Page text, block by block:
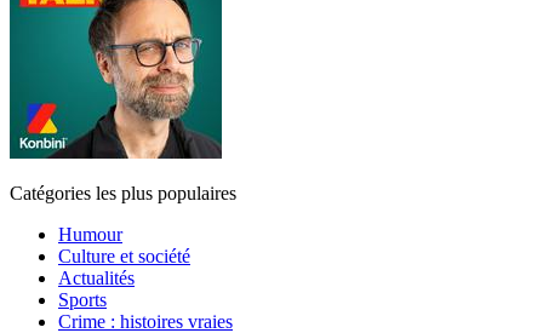
Catégories les plus populaires
Humour
Culture et société
Actualités
Sports
Crime : histoires vraies